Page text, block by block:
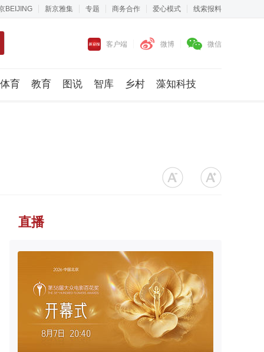
BEIJING 新京雅集 专题 商务合作 爱心模式 线索报料
客户端 微博 微信
体育 教育 图说 智库 乡村 藻知科技
直播